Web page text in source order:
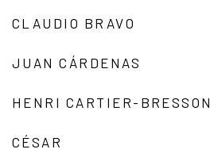
CLAUDIO BRAVO
JUAN CÁRDENAS
HENRI CARTIER-BRESSON
CÉSAR